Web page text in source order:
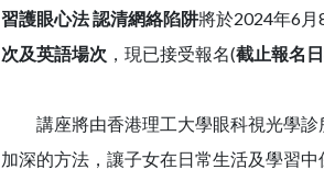
習護眼心法認清網絡陷阱將於2024年6月
次及英語場次 ，現已接受報名(截止報名
講座將由香港理工大學眼科視光學診
加深的方法，讓子女在日常生活及學習